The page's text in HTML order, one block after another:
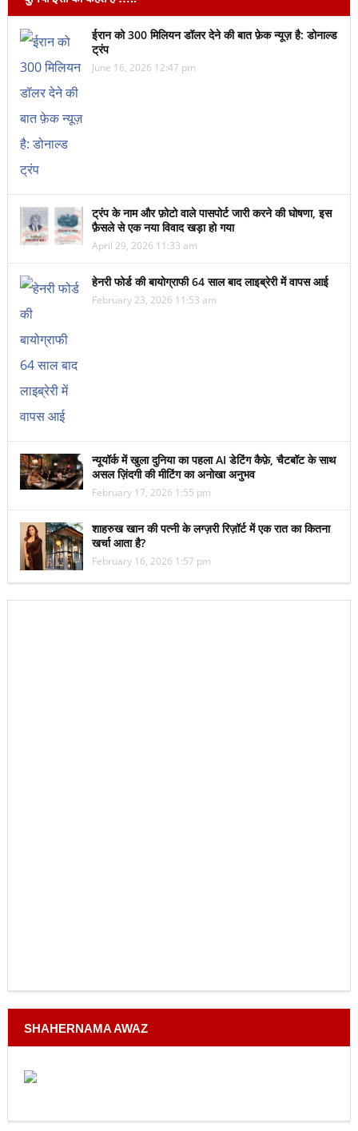
ईरान को 300 मिलियन डॉलर देने की बात फ़ेक न्यूज़ है: डोनाल्ड
ट्रंप
June 16, 2026 12:47 pm
ट्रंप के नाम और फ़ोटो वाले पासपोर्ट जारी करने की घोषणा, इस
फ़ैसले से एक नया विवाद खड़ा हो गया
April 29, 2026 11:33 am
हेनरी फोर्ड की बायोग्राफी 64 साल बाद लाइब्रेरी में वापस आई
February 23, 2026 11:53 am
न्यूयॉर्क में खुला दुनिया का पहला AI डेटिंग कैफ़े, चैटबॉट के साथ
असल ज़िंदगी की मीटिंग का अनोखा अनुभव
February 17, 2026 1:55 pm
शाहरुख खान की पत्नी के लग्ज़री रिज़ॉर्ट में एक रात का कितना
खर्चा आता है?
February 16, 2026 1:57 pm
SHAHERNAMA AWAZ